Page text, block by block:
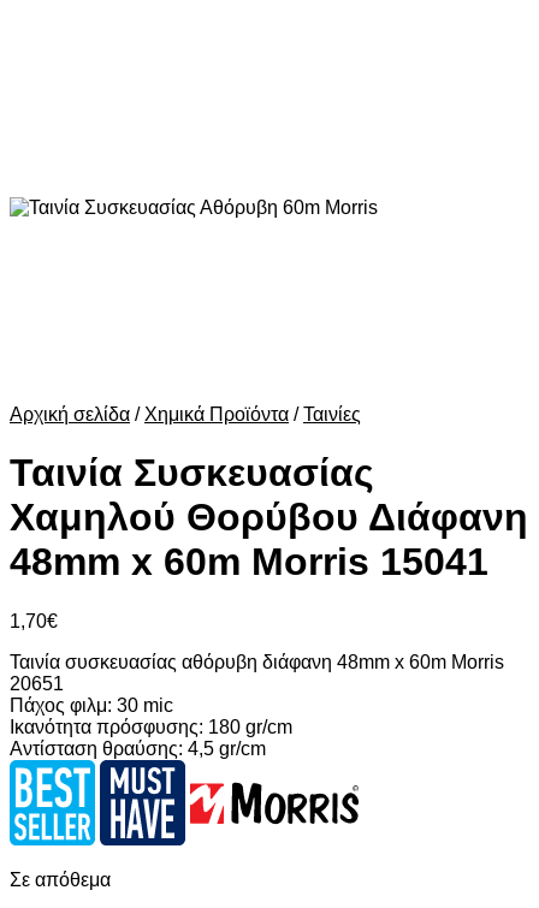
Αρχική σελίδα / Χημικά Προϊόντα / Ταινίες
Ταινία Συσκευασίας
Χαμηλού Θορύβου Διάφανη
48mm x 60m Morris 15041
1,70€
Ταινία συσκευασίας αθόρυβη διάφανη 48mm x 60m Morris
20651
Πάχος φιλμ: 30 mic
Ικανότητα πρόσφυσης: 180 gr/cm
Αντίσταση θραύσης: 4,5 gr/cm
Σε απόθεμα